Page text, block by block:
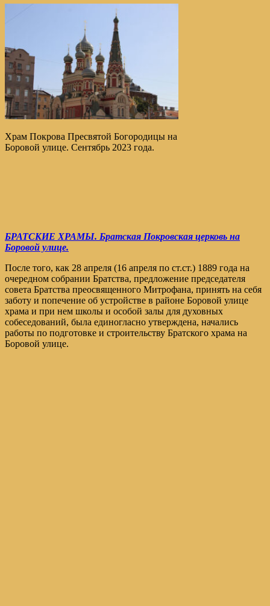
Храм Покрова Пресвятой Богородицы на
Боровой улице. Сентябрь 2023 года.
БРАТСКИЕ ХРАМЫ. Братская Покровская церковь на
Боровой улице.
После того, как 28 апреля (16 апреля по ст.ст.) 1889 года на
очередном собрании Братства, предложение председателя
совета Братства преосвященного Митрофана, принять на себя
заботу и попечение об устройстве в районе Боровой улице
храма и при нем школы и особой залы для духовных
собеседований, была единогласно утверждена, начались
работы по подготовке и строительству Братского храма на
Боровой улице.